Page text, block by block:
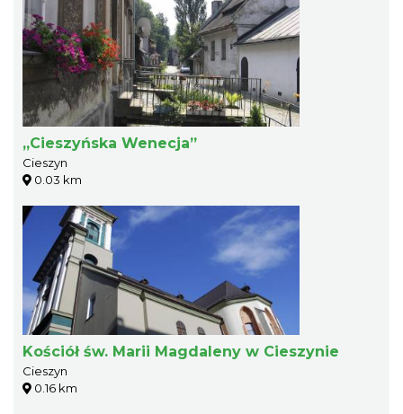
„Cieszyńska Wenecja”
Cieszyn
0.03 km
Kościół św. Marii Magdaleny w Cieszynie
Cieszyn
0.16 km